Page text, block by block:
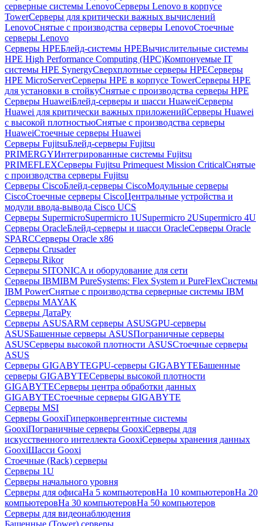
серверные системы LenovoСерверы Lenovo в корпусе
TowerСерверы для критически важных вычислений
LenovoСнятые с производства серверы LenovoСтоечные
серверы Lenovo
Серверы HPEБлейд-системы HPEВычислительные системы
HPE High Performance Computing (HPC)Компонуемые IT
системы HPE SynergyСверхплотные серверы HPEСерверы
HPE MicroServerСерверы HPE в корпусе TowerСерверы HPE
для установки в стойкуСнятые с производства серверы HPE
Серверы HuaweiБлейд-серверы и шасси HuaweiСерверы
Huawei для критически важных приложенийСерверы Huawei
с высокой плотностьюСнятые с производства серверы
HuaweiСтоечные серверы Huawei
Серверы FujitsuБлейд-серверы Fujitsu
PRIMERGYИнтегрированные системы Fujitsu
PRIMEFLEXСерверы Fujitsu Primequest Mission CriticalСнятые
с производства серверы Fujitsu
Серверы CiscoБлейд-серверы CiscoМодульные серверы
CiscoСтоечные серверы CiscoЦентральные устройства и
модули ввода-вывода Cisco UCS
Серверы SupermicroSupermicro 1USupermicro 2USupermicro 4U
Серверы OracleБлейд-серверы и шасси OracleСерверы Oracle
SPARCСерверы Oracle x86
Серверы Crusader
Серверы Rikor
Серверы SITONICA и оборудование для сети
Серверы IBMIBM PureSystems: Flex System и PureFlexСистемы
IBM PowerСнятые с производства серверные системы IBM
Серверы MAYAK
Серверы ДатаРу
Серверы ASUSARM серверы ASUSGPU-серверы
ASUSБашенные серверы ASUSПограничные серверы
ASUSСерверы высокой плотности ASUSСтоечные серверы
ASUS
Серверы GIGABYTEGPU-серверы GIGABYTEБашенные
серверы GIGABYTEСерверы высокой плотности
GIGABYTEСерверы центра обработки данных
GIGABYTEСтоечные серверы GIGABYTE
Серверы MSI
Серверы GooxiГиперконвергентные системы
GooxiПограничные серверы GooxiСерверы для
искусственного интеллекта GooxiСерверы хранения данных
GooxiШасси Gooxi
Стоечные (Rack) серверы
Серверы 1U
Серверы начального уровня
Серверы для офисаНа 5 компьютеровНа 10 компьютеровНа 20
компьютеровНа 30 компьютеровНа 50 компьютеров
Серверы для видеонаблюдения
Башенные (Tower) серверы